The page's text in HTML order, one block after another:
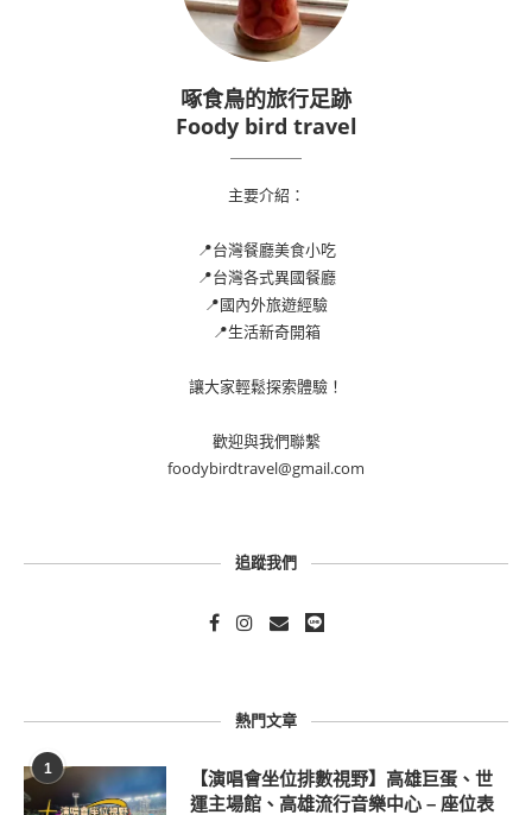
啄食鳥的旅行足跡
Foody bird travel
主要介紹：
📍台灣餐廳美食小吃
📍台灣各式異國餐廳
📍國內外旅遊經驗
📍生活新奇開箱
讓大家輕鬆探索體驗！
歡迎與我們聯繫
foodybirdtravel@gmail.com
追蹤我們
熱門文章
1
【演唱會坐位排數視野】高雄巨蛋、世
運主場館、高雄流行音樂中心 – 座位表